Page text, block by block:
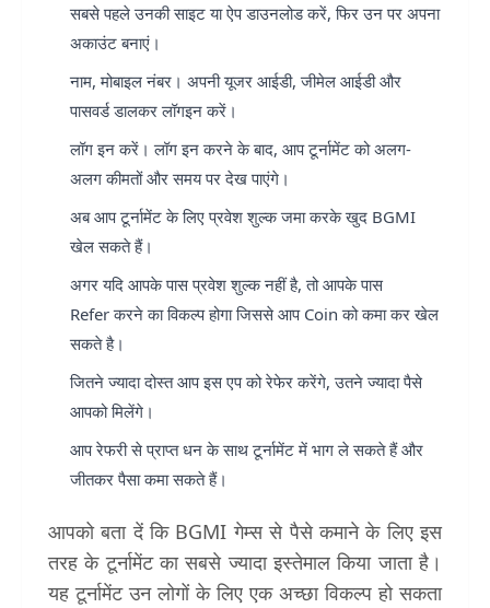
सबसे पहले उनकी साइट या ऐप डाउनलोड करें, फिर उन पर अपना
अकाउंट बनाएं।
नाम, मोबाइल नंबर। अपनी यूजर आईडी, जीमेल आईडी और
पासवर्ड डालकर लॉगइन करें।
लॉग इन करें। लॉग इन करने के बाद, आप टूर्नामेंट को अलग-
अलग कीमतों और समय पर देख पाएंगे।
अब आप टूर्नामेंट के लिए प्रवेश शुल्क जमा करके खुद BGMI
खेल सकते हैं।
अगर यदि आपके पास प्रवेश शुल्क नहीं है, तो आपके पास
Refer करने का विकल्प होगा जिससे आप Coin को कमा कर खेल
सकते है।
जितने ज्यादा दोस्त आप इस एप को रेफेर करेंगे, उतने ज्यादा पैसे
आपको मिलेंगे।
आप रेफरी से प्राप्त धन के साथ टूर्नामेंट में भाग ले सकते हैं और
जीतकर पैसा कमा सकते हैं।
आपको बता दें कि BGMI गेम्स से पैसे कमाने के लिए इस
तरह के टूर्नामेंट का सबसे ज्यादा इस्तेमाल किया जाता है।
यह टूर्नामेंट उन लोगों के लिए एक अच्छा विकल्प हो सकता